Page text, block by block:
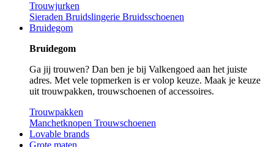
Trouwjurken
Sieraden Bruidslingerie Bruidsschoenen
Bruidegom
Bruidegom
Ga jij trouwen? Dan ben je bij Valkengoed aan het juiste
adres. Met vele topmerken is er volop keuze. Maak je keuze
uit trouwpakken, trouwschoenen of accessoires.
Trouwpakken
Manchetknopen Trouwschoenen
Lovable brands
Grote maten